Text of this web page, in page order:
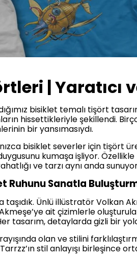
| Yaratıcı
bisiklet temalı tişört
hissettikleriyle şekillendi.
bir yansımasıydı.
bisiklet severler için
kumaşa işliyor.
ve tarzı aynı anda
Ruhunu Sanatla
Ünlü illüstratör Volkan
ait çizimlerle
tasarım, detaylarda gizli bir
olan ve stilini
stil anlayışı birleşince